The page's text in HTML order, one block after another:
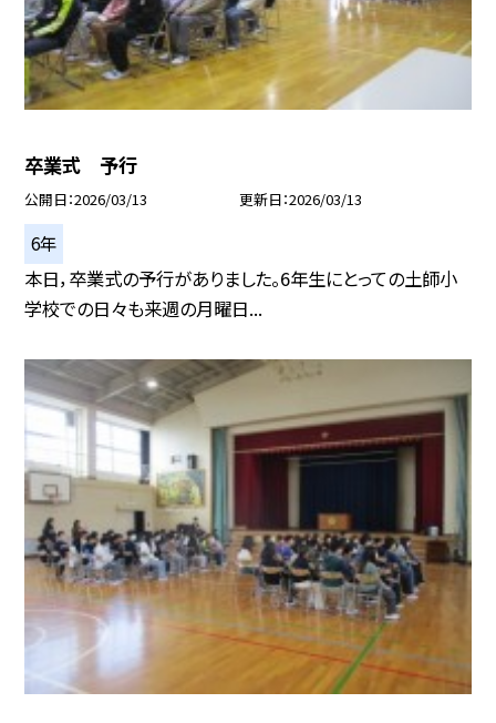
卒業式 予行
公開日 2026/03/13 更新日 2026/03/13
6年
本日，卒業式の予行がありました。6年生にとっての土師小
学校での日々も来週の月曜日...